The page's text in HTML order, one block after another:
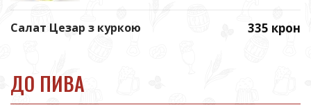
Салат Цезар з куркою 335 крон
ДО ПИВА